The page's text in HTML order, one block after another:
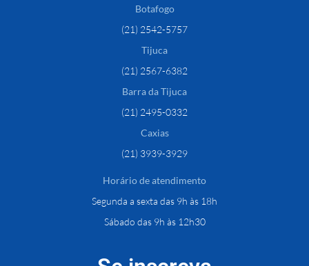
Botafogo
(21) 2542-5757
Tijuca
(21) 2567-6382
Barra da Tijuca
(21) 2495-0332
Caxias
(21) 3939-3929
Horário de atendimento
Segunda a sexta das 9h às 18h
Sábado das 9h às 12h30